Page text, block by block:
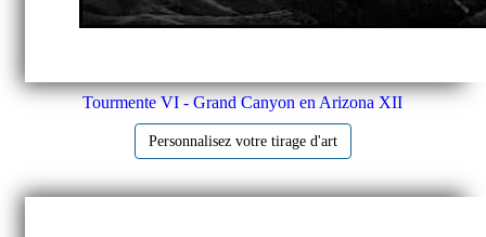
Tourmente VI - Grand Canyon en Arizona XII
Personnalisez votre tirage d'art